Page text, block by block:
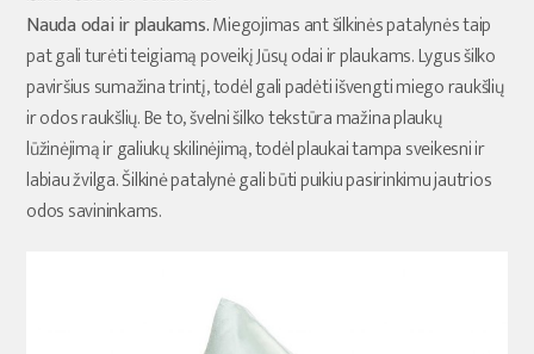
Nauda odai ir plaukams.Miegojimas ant šilkinės patalynės taip
pat gali turėti teigiamą poveikį Jūsų odai ir plaukams. Lygus šilko
paviršius sumažina trintį, todėl gali padėti išvengti miego raukšlių
ir odos raukšlių. Be to, švelni šilko tekstūra mažina plaukų
lūžinėjimą ir galiukų skilinėjimą, todėl plaukai tampa sveikesni ir
labiau žvilga. Šilkinė patalynė gali būti puikiu pasirinkimu jautrios
odos savininkams.